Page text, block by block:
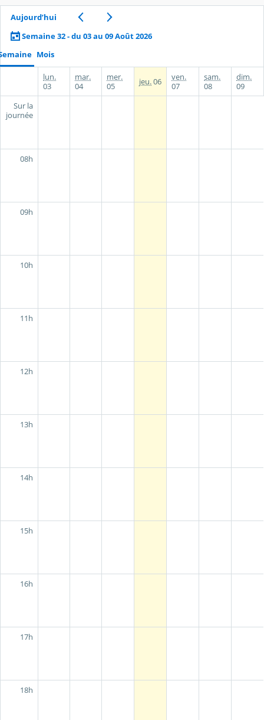
Aujourd’hui
Semaine 32 - du 03 au 09 Août 2026
Mois
lun.
03
mar.
04
mer.
05
jeu.06
ven.
07
sam.
08
dim.
09
Sur la
journée
08h
09h
10h
11h
12h
13h
14h
15h
16h
17h
18h